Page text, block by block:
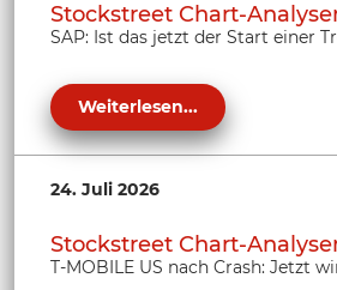
Stockstreet Chart-
SAP: Ist das jetzt der Start einer
Weiterlesen...
24. Juli 2026
Stockstreet Chart-
T-MOBILE US nach Crash: Jetzt